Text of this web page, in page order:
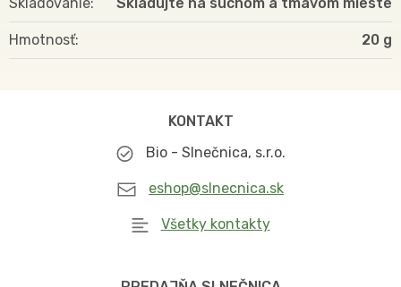
Hmotnosť 20
KONTAKT
Bio - Slnečnica, s.r.o.
eshop@slnecnica.sk
Všetky kontakty